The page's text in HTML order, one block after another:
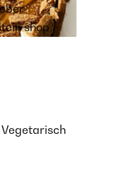
shop
Vegetarisch